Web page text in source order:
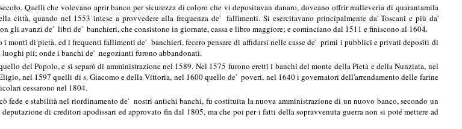
Quelli che volevano aprir banco per sicurezza di coloro che vi depositavan danaro, doveano offrir malleveria di quarantamila
città, quando nel 1553 intese a provvedere alla frequenza de' fallimenti. Si esercitavano principalmente da' Toscani e più da'
gli avanzi de' libri de' banchieri, che consistono in giornate, cassa e libro maggiore; e cominciano dal 1511 e finiscono al 1604.
i monti di pietà, ed i frequenti fallimenti de' banchieri, fecero pensare di affidarsi nelle casse de' primi i pubblici e privati depositi di
luoghi pii; onde i banchi de' negozianti furono abbandonati.
del Popolo, e si separò di amministrazione nel 1589. Nel 1575 furono eretti i banchi del monte della Pietà e della Nunziata, nel
nel 1597 quelli di s. Giacomo e della Vittoria, nel 1600 quello de' poveri, nel 1640 i governatori dell'arrendamento delle farine
cessarono nel 1804.
fede e stabilità nel riordinamento de' nostri antichi banchi, fu costituita la nuova amministrazione di un nuovo banco, secondo un
di creditori apodissari ed approvato fin dal 1805, ma che poi per i fatti della sopravvenuta guerra non si poté mettere ad